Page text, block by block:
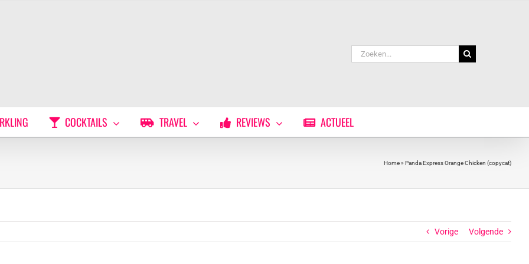
Zoeken
naar:
COCKTAILS TRAVEL REVIEWS ACTUEEL
Home» Panda Express Orange Chicken (copycat)
Vorige Volgende